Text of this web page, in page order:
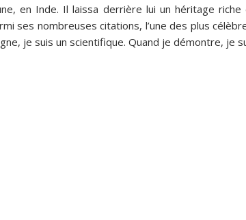
en Inde. Il laissa derrière lui un héritage riche
ses nombreuses citations, l’une des plus
je suis un scientifique. Quand je démontre, je